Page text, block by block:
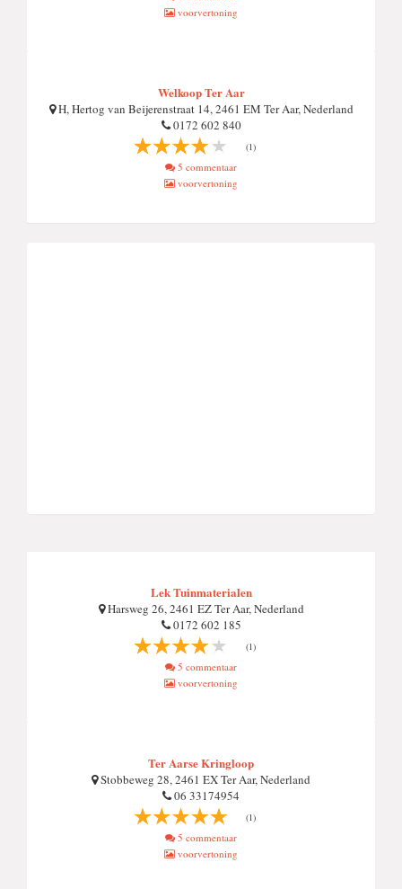
voorvertoning
Welkoop Ter Aar
H, Hertog van Beijerenstraat 14, 2461 EM Ter Aar, Nederland
0172 602 840
(1)
5 commentaar
voorvertoning
Lek Tuinmaterialen
Harsweg 26, 2461 EZ Ter Aar, Nederland
0172 602 185
(1)
5 commentaar
voorvertoning
Ter Aarse Kringloop
Stobbeweg 28, 2461 EX Ter Aar, Nederland
06 33174954
(1)
5 commentaar
voorvertoning